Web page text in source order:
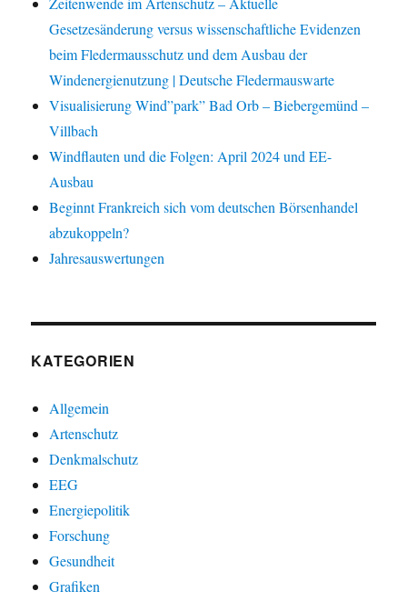
Gesetzesänderung versus wissenschaftliche Evidenzen
beim Fledermausschutz und dem Ausbau der
Windenergienutzung | Deutsche Fledermauswarte
Visualisierung Wind”park” Bad Orb – Biebergemünd –
Villbach
Windflauten und die Folgen: April 2024 und EE-
Ausbau
Beginnt Frankreich sich vom deutschen Börsenhandel
abzukoppeln?
Jahresauswertungen
KATEGORIEN
Allgemein
Artenschutz
Denkmalschutz
EEG
Energiepolitik
Forschung
Gesundheit
Grafiken